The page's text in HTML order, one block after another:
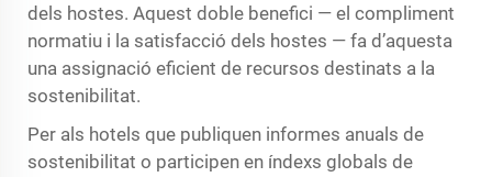
dels hostes. Aquest doble benefici — el compliment
normatiu i la satisfacció dels hostes — fa d’aquesta
una assignació eficient de recursos destinats a la
sostenibilitat.
Per als hotels que publiquen informes anuals de
sostenibilitat o participen en índexs globals de